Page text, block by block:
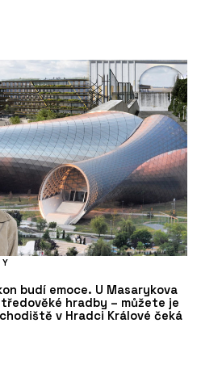
budí emoce. U Masarykova
hradby – můžete je
v Hradci Králové čeká